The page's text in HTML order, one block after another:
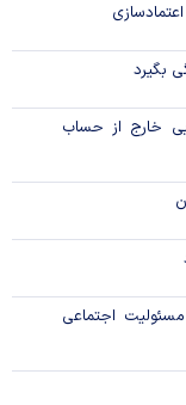
بگیرد
خارج از حساب
مسئولیت اجتماعی